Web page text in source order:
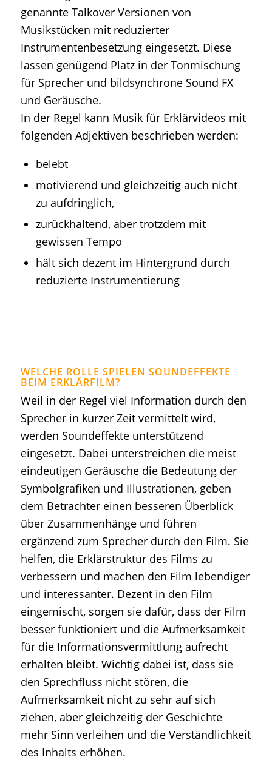
genannte Talkover Versionen von
Musikstücken mit reduzierter
Instrumentenbesetzung eingesetzt. Diese
lassen genügend Platz in der Tonmischung
für Sprecher und bildsynchrone Sound FX
und Geräusche.
In der Regel kann Musik für Erklärvideos mit
folgenden Adjektiven beschrieben werden:
belebt
motivierend und gleichzeitig auch nicht
zu aufdringlich,
zurückhaltend, aber trotzdem mit
gewissen Tempo
hält sich dezent im Hintergrund durch
reduzierte Instrumentierung
WELCHE ROLLE SPIELEN SOUNDEFFEKTE
BEIM ERKLÄRFILM?
Weil in der Regel viel Information durch den
Sprecher in kurzer Zeit vermittelt wird,
werden Soundeffekte unterstützend
eingesetzt. Dabei unterstreichen die meist
eindeutigen Geräusche die Bedeutung der
Symbolgrafiken und Illustrationen, geben
dem Betrachter einen besseren Überblick
über Zusammenhänge und führen
ergänzend zum Sprecher durch den Film. Sie
helfen, die Erklärstruktur des Films zu
verbessern und machen den Film lebendiger
und interessanter. Dezent in den Film
eingemischt, sorgen sie dafür, dass der Film
besser funktioniert und die Aufmerksamkeit
für die Informationsvermittlung aufrecht
erhalten bleibt. Wichtig dabei ist, dass sie
den Sprechfluss nicht stören, die
Aufmerksamkeit nicht zu sehr auf sich
ziehen, aber gleichzeitig der Geschichte
mehr Sinn verleihen und die Verständlichkeit
des Inhalts erhöhen.